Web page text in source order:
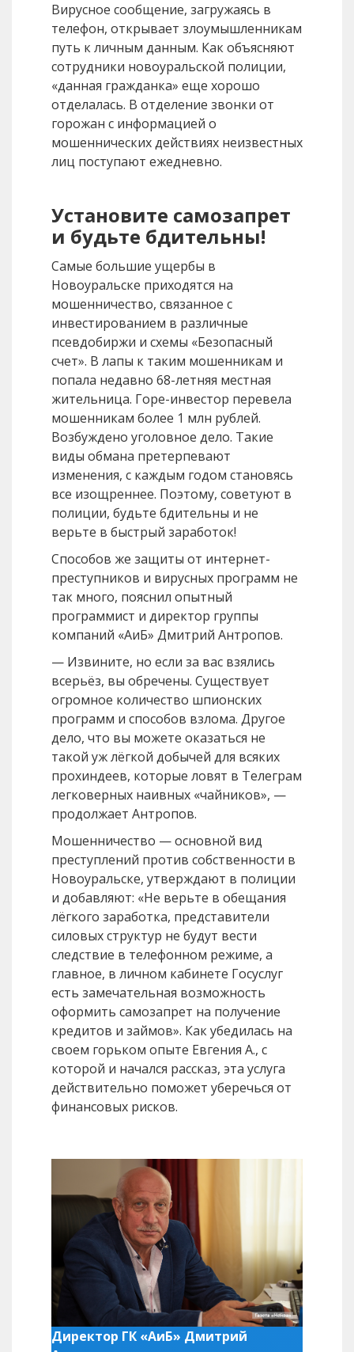
Вирусное сообщение, загружаясь в
телефон, открывает злоумышленникам
путь к личным данным. Как объясняют
сотрудники новоуральской полиции,
«данная гражданка» еще хорошо
отделалась. В отделение звонки от
горожан с информацией о
мошеннических действиях неизвестных
лиц поступают ежедневно.
Установите самозапрет
и будьте бдительны!
Самые большие ущербы в
Новоуральске приходятся на
мошенничество, связанное с
инвестированием в различные
псевдобиржи и схемы «Безопасный
счет». В лапы к таким мошенникам и
попала недавно 68-летняя местная
жительница. Горе-инвестор перевела
мошенникам более 1 млн рублей.
Возбуждено уголовное дело. Такие
виды обмана претерпевают
изменения, с каждым годом становясь
все изощреннее. Поэтому, советуют в
полиции, будьте бдительны и не
верьте в быстрый заработок!
Способов же защиты от интернет-
преступников и вирусных программ не
так много, пояснил опытный
программист и директор группы
компаний «АиБ» Дмитрий Антропов.
— Извините, но если за вас взялись
всерьёз, вы обречены. Существует
огромное количество шпионских
программ и способов взлома. Другое
дело, что вы можете оказаться не
такой уж лёгкой добычей для всяких
прохиндеев, которые ловят в Tелеграм
легковерных наивных «чайников», —
продолжает Антропов.
Мошенничество — основной вид
преступлений против собственности в
Новоуральске, утверждают в полиции
и добавляют: «Не верьте в обещания
лёгкого заработка, представители
силовых структур не будут вести
следствие в телефонном режиме, а
главное, в личном кабинете Госуслуг
есть замечательная возможность
оформить самозапрет на получение
кредитов и займов». Как убедилась на
своем горьком опыте Евгения А., с
которой и начался рассказ, эта услуга
действительно поможет уберечься от
финансовых рисков.
Директор ГК «АиБ» Дмитрий